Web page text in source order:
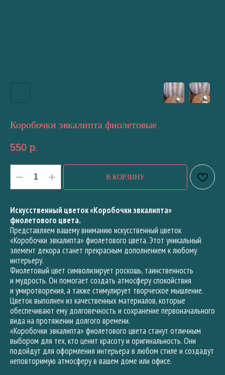
Коробочки эвкалипта фиолетовые
550 р.
В КОРЗИНУ
Искусственный цветок «Коробочки эвкалипта»
фиолетового цвета.
Представляем вашему вниманию искусственный цветок
«Коробочки эвкалипта» фиолетового цвета. Этот уникальный
элемент декора станет прекрасным дополнением к любому
интерьеру.
Фиолетовый цвет символизирует роскошь, таинственность
и мудрость. Он помогает создать атмосферу спокойствия
и умиротворения, а также стимулирует творческое мышление.
Цветок выполнен из качественных материалов, которые
обеспечивают ему долговечность и сохранение первоначального
вида на протяжении долгого времени.
«Коробочки эвкалипта» фиолетового цвета станут отличным
выбором для тех, кто ценит красоту и оригинальность. Они
подойдут для оформления интерьера в любом стиле и создадут
неповторимую атмосферу в вашем доме или офисе.